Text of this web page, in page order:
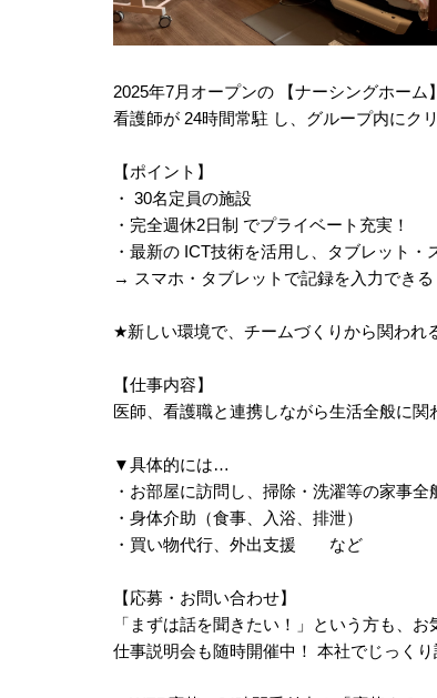
2025年7月オープンの 【ナーシングホー
看護師が 24時間常駐 し、グループ内にク
【ポイント】
・ 30名定員の施設
・完全週休2日制 でプライベート充実！
・最新の ICT技術を活用し、タブレット
→ スマホ・タブレットで記録を入力でき
★新しい環境で、チームづくりから関われ
【仕事内容】
医師、看護職と連携しながら生活全般に関
▼具体的には…
・お部屋に訪問し、掃除・洗濯等の家事全
・身体介助（食事、入浴、排泄）
・買い物代行、外出支援 など
【応募・お問い合わせ】
「まずは話を聞きたい！」という方も、お
仕事説明会も随時開催中！ 本社でじっ